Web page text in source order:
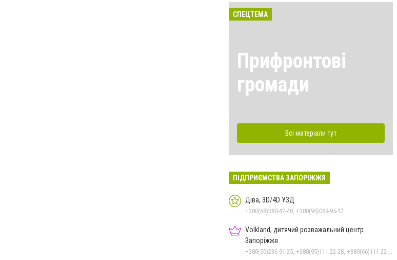
СПЕЦТЕМА
Прифронтові
громади
Всі матеріали тут
ПІДПРИЄМСТВА ЗАПОРІЖЖЯ
Діва, 3D/4D УЗД
+380(68)380-42-48, +380(95)059-95-12
Volkland, дитячий розважальний центр
Запоріжжя